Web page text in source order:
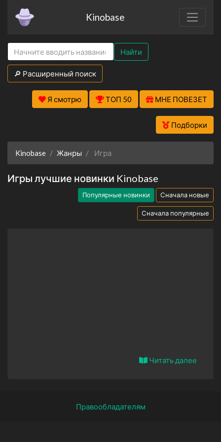
Kinobase
Найти
🔎 Расширенный поиск
Я смотрю ТОП 50 МНЕ ПОВЕЗЕТ
Подборки
Kinobase Жанры Игра
Игры лучшие новинки Kinobase
Популярные новинки Сначала новые
Сначала популярные
Читать далее
Правообладателям